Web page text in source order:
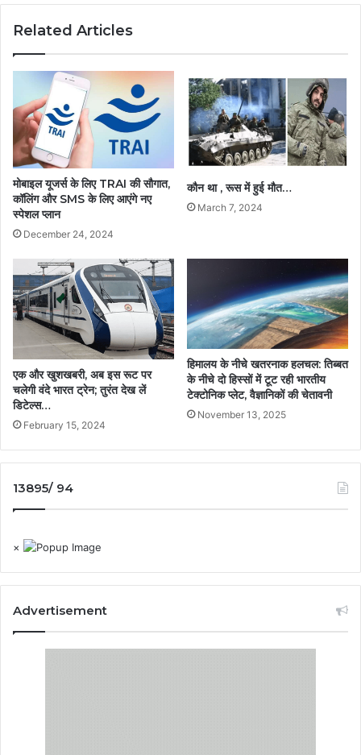
Related Articles
मोबाइल यूजर्स के लिए TRAI की सौगात,
कॉलिंग और SMS के लिए आएंगे नए
स्पेशल प्लान
December 24, 2024
कौन था , रूस में हुई मौत…
March 7, 2024
एक और खुशखबरी, अब इस रूट पर
चलेगी वंदे भारत ट्रेन; तुरंत देख लें
डिटेल्स…
February 15, 2024
हिमालय के नीचे खतरनाक हलचल: तिब्बत
के नीचे दो हिस्सों में टूट रही भारतीय
टेक्टोनिक प्लेट, वैज्ञानिकों की चेतावनी
November 13, 2025
13895/ 94
×
Advertisement